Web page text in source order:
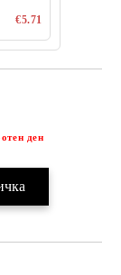
€5.71
ден